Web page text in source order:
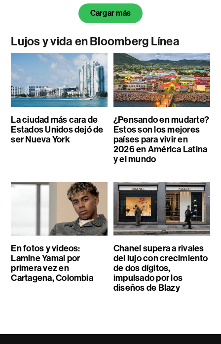
Cargar más
Lujos y vida en Bloomberg Línea
La ciudad más cara de
Estados Unidos dejó de
ser Nueva York
¿Pensando en mudarte?
Estos son los mejores
países para vivir en
2026 en América Latina
y el mundo
En fotos y videos:
Lamine Yamal por
primera vez en
Cartagena, Colombia
Chanel supera a rivales
del lujo con crecimiento
de dos dígitos,
impulsado por los
diseños de Blazy